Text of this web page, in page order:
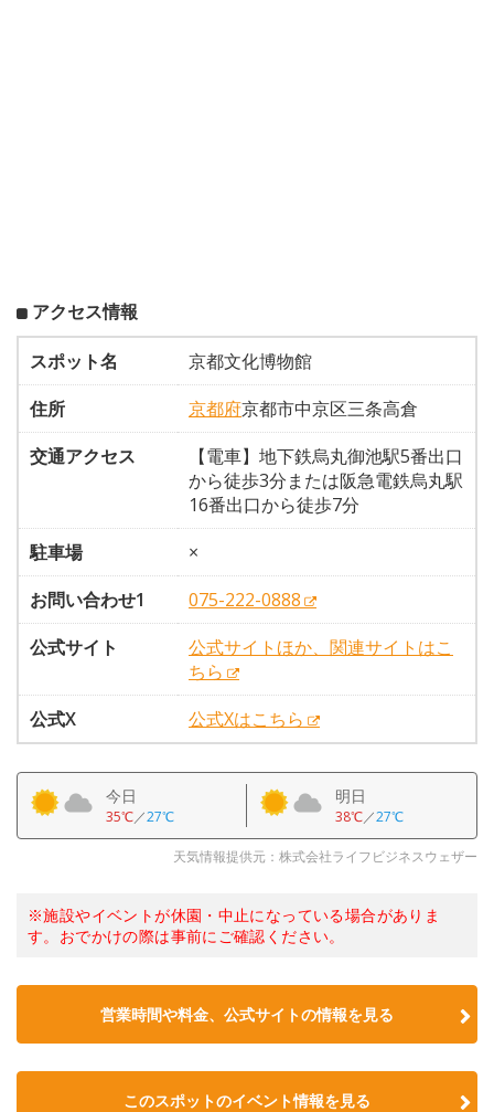
アクセス情報
スポット名
京都文化博物館
住所
京都府京都市中京区三条高倉
交通アクセス
【電車】地下鉄烏丸御池駅5番出口
から徒歩3分または阪急電鉄烏丸駅
16番出口から徒歩7分
駐車場
×
お問い合わせ1
075-222-0888
公式サイト
公式サイトほか、関連サイトはこ
ちら
公式X
公式Xはこちら
今日
35℃／27℃
明日
38℃／27℃
天気情報提供元：株式会社ライフビジネスウェザー
※施設やイベントが休園・中止になっている場合がありま
す。おでかけの際は事前にご確認ください。
営業時間や料金、公式サイトの情報を見る
このスポットのイベント情報を見る